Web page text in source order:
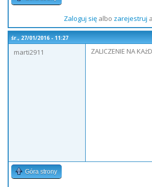
Zaloguj sięalbo zarejestruj
śr., 27/01/2016 - 11:27
marti2911
ZALICZENIE NA
Góra strony